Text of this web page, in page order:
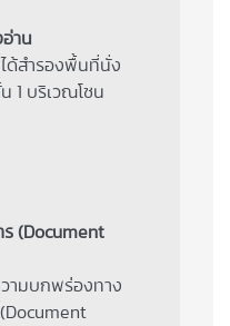
าน
ด้สำรองพื้นที่นั่ง
1 บริเวณโซน
ร (Document
กพร่องทาง